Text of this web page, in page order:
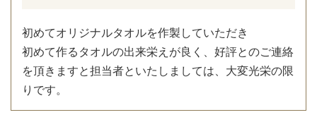
初めてオリジナルタオルを作製していただき
初めて作るタオルの出来栄えが良く、好評とのご連絡
を頂きますと担当者といたしましては、大変光栄の限
りです。